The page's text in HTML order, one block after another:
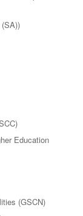
Education
(GSCN)